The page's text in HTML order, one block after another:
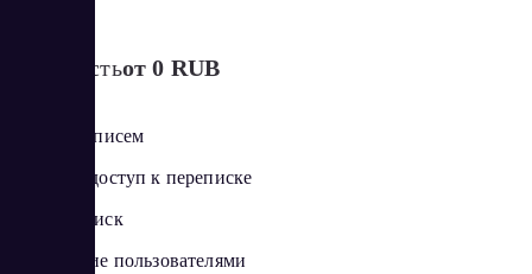
Стоимостьот 0 RUB
Создание писем
Быстрый доступ к переписке
Умный поиск
Управление пользователями